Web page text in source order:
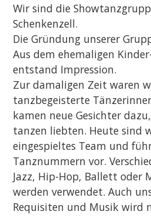
Wir sind die
Schenkenzell.
Die Gründung unserer
Aus dem ehemaligen
entstand Impression.
Zur damaligen Zeit waren
tanzbegeisterte
kamen neue Gesichter
tanzen liebten. Heute sind
eingespieltes Team und
Tanznummern vor.
Jazz, Hip-Hop, Ballett oder
werden verwendet. Auch
Requisiten und Musik wird